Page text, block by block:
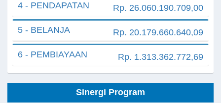
4 - PENDAPATAN Rp. 26.060.190.709,00
5 - BELANJA Rp. 20.179.660.640,09
6 - PEMBIAYAAN Rp. 1.313.362.772,69
Sinergi Program